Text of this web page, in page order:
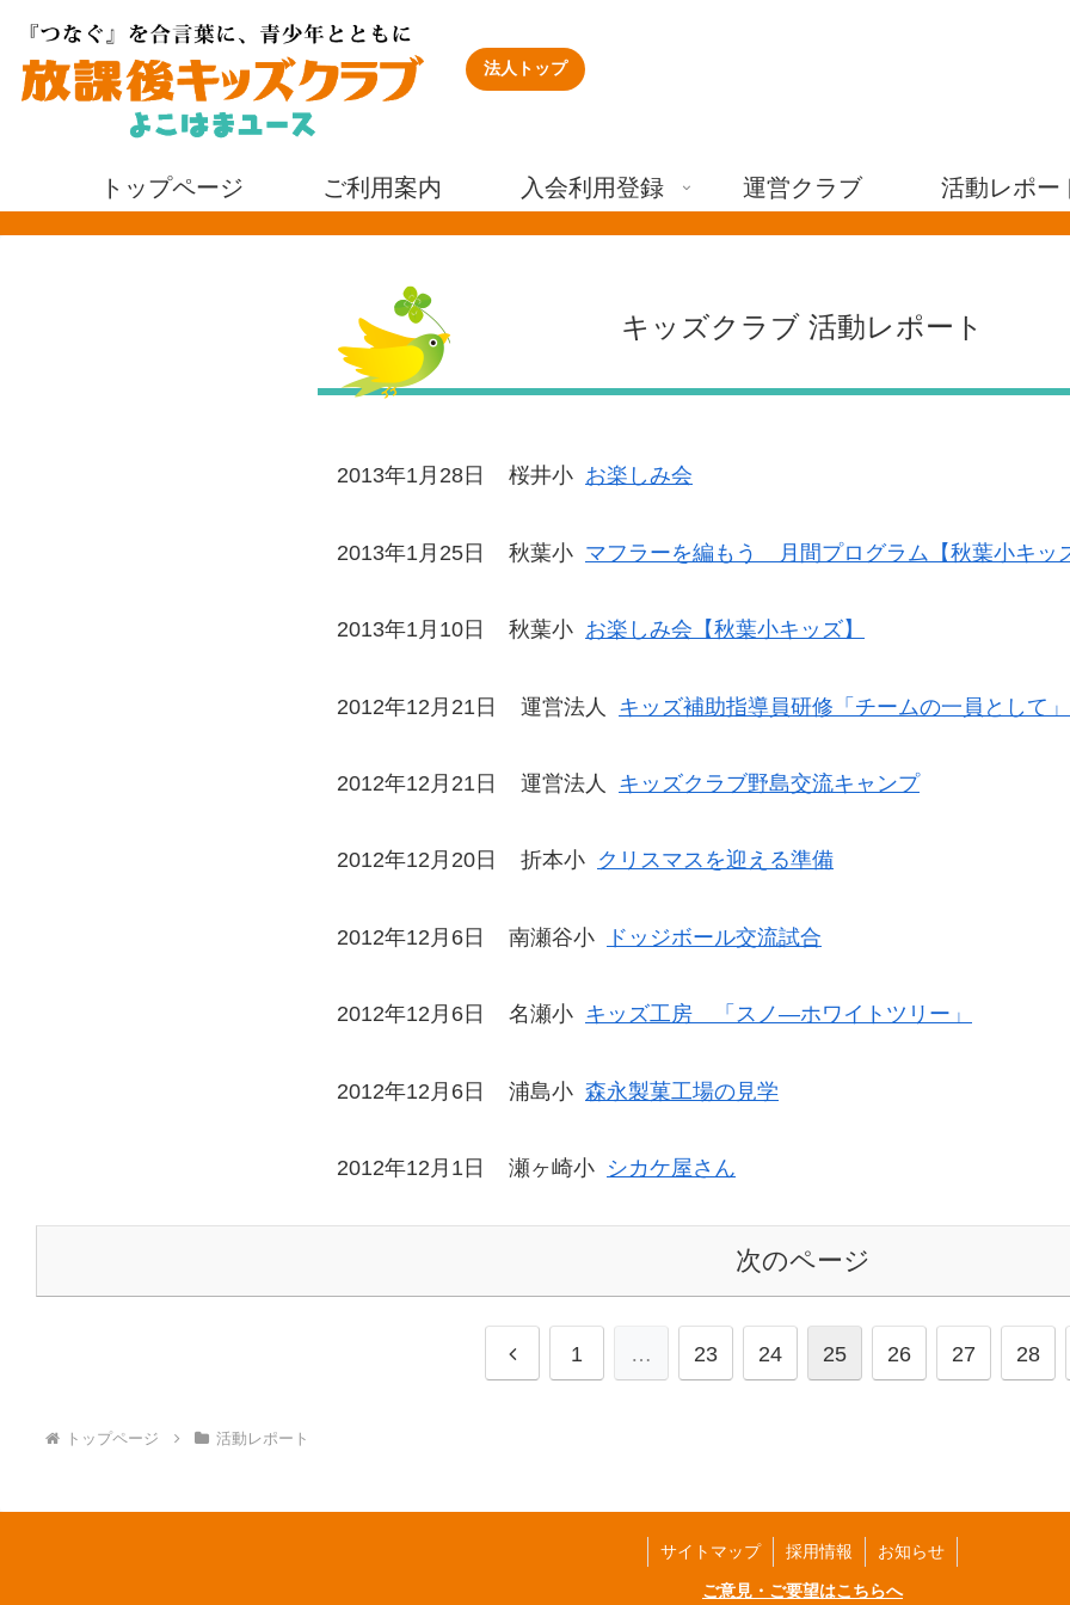
法人トップ
トップページ ご利用案内 入会利用登録 運営クラブ 活動レポー
キッズクラブ 活動レポート
2013年1月28日 桜井小 お楽しみ会
2013年1月25日 秋葉小 マフラーを編もう 月間プログラム【秋葉小キッ
2013年1月10日 秋葉小 お楽しみ会【秋葉小キッズ】
2012年12月21日 運営法人 キッズ補助指導員研修「チームの一員として」
2012年12月21日 運営法人 キッズクラブ野島交流キャンプ
2012年12月20日 折本小 クリスマスを迎える準備
2012年12月6日 南瀬谷小 ドッジボール交流試合
2012年12月6日 名瀬小 キッズ工房 「スノ―ホワイトツリー」
2012年12月6日 浦島小 森永製菓工場の見学
2012年12月1日 瀬ヶ崎小 シカケ屋さん
次のページ
前 1 … 23 24 25 26 27 28
トップページ 活動レポート
サイトマップ 採用情報 お知らせ
ご意見・ご要望はこちらへ